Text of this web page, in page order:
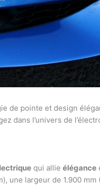
de pointe et design
dans l’univers de
qui allie élégance
une largeur de 1.900